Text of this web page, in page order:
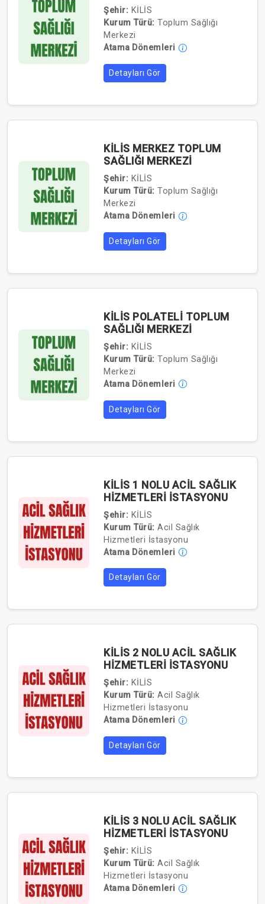
Şehir: KİLİS
Kurum Türü: Toplum Sağlığı
Merkezi
Atama Dönemleri
Detayları Gör
KİLİS MERKEZ TOPLUM
SAĞLIĞI MERKEZİ
Şehir: KİLİS
Kurum Türü: Toplum Sağlığı
Merkezi
Atama Dönemleri
Detayları Gör
KİLİS POLATELİ TOPLUM
SAĞLIĞI MERKEZİ
Şehir: KİLİS
Kurum Türü: Toplum Sağlığı
Merkezi
Atama Dönemleri
Detayları Gör
KİLİS 1 NOLU ACİL SAĞLIK
HİZMETLERİ İSTASYONU
Şehir: KİLİS
Kurum Türü: Acil Sağlık
Hizmetleri İstasyonu
Atama Dönemleri
Detayları Gör
KİLİS 2 NOLU ACİL SAĞLIK
HİZMETLERİ İSTASYONU
Şehir: KİLİS
Kurum Türü: Acil Sağlık
Hizmetleri İstasyonu
Atama Dönemleri
Detayları Gör
KİLİS 3 NOLU ACİL SAĞLIK
HİZMETLERİ İSTASYONU
Şehir: KİLİS
Kurum Türü: Acil Sağlık
Hizmetleri İstasyonu
Atama Dönemleri